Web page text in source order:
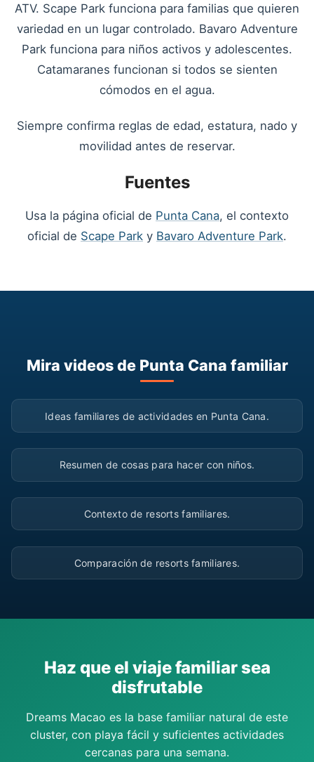
ATV. Scape Park funciona para familias que quieren
variedad en un lugar controlado. Bavaro Adventure
Park funciona para niños activos y adolescentes.
Catamaranes funcionan si todos se sienten
cómodos en el agua.
Siempre confirma reglas de edad, estatura, nado y
movilidad antes de reservar.
Fuentes
Usa la página oficial de Punta Cana, el contexto
oficial de Scape Park y Bavaro Adventure Park.
Mira videos de Punta Cana familiar
▶
Ideas familiares de actividades en Punta Cana.
▶
Resumen de cosas para hacer con niños.
▶
Contexto de resorts familiares.
▶
Comparación de resorts familiares.
Haz que el viaje familiar sea
disfrutable
Dreams Macao es la base familiar natural de este
cluster, con playa fácil y suficientes actividades
cercanas para una semana.